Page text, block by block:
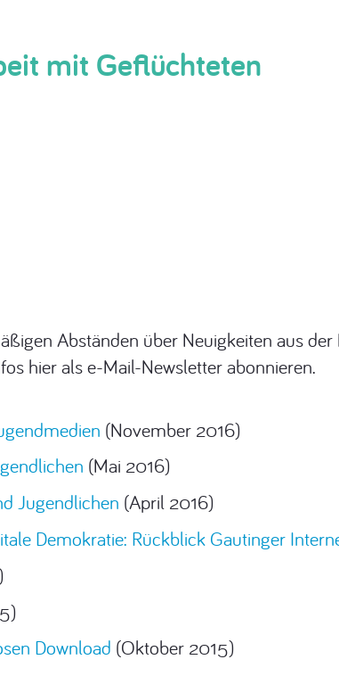
mit Geflüchteten
Abständen über Neuigkeiten aus
hier als e-Mail-Newsletter abonnieren.
(November 2016)
(Mai 2016)
Jugendlichen (April 2016)
Demokratie: Rückblick Gautinger
Download (Oktober 2015)